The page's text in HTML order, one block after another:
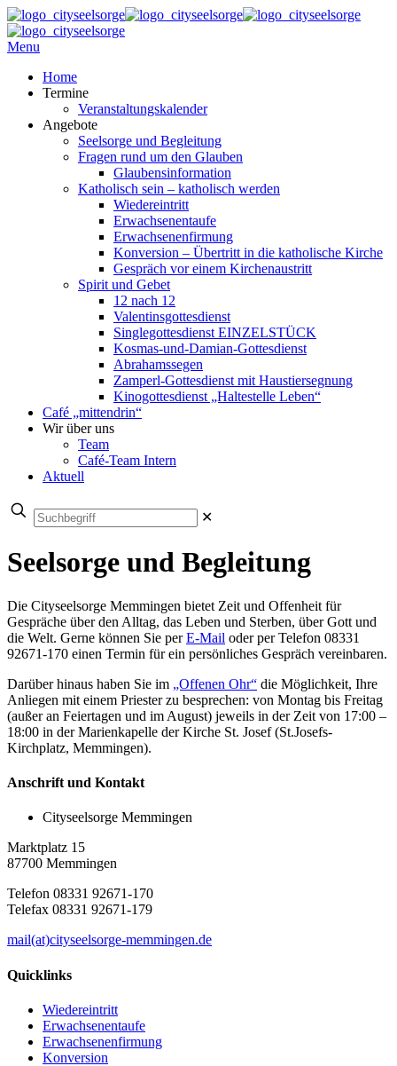
Menu
Home
Termine
Veranstaltungskalender
Angebote
Seelsorge und Begleitung
Fragen rund um den Glauben
Glaubensinformation
Katholisch sein – katholisch werden
Wiedereintritt
Erwachsenentaufe
Erwachsenenfirmung
Konversion – Übertritt in die katholische Kirche
Gespräch vor einem Kirchenaustritt
Spirit und Gebet
12 nach 12
Valentinsgottesdienst
Singlegottesdienst EINZELSTÜCK
Kosmas-und-Damian-Gottesdienst
Abrahamssegen
Zamperl-Gottesdienst mit Haustiersegnung
Kinogottesdienst „Haltestelle Leben“
Café „mittendrin“
Wir über uns
Team
Café-Team Intern
Aktuell
✕
Seelsorge und Begleitung
Die Cityseelsorge Memmingen bietet Zeit und Offenheit für
Gespräche über den Alltag, das Leben und Sterben, über Gott und
die Welt. Gerne können Sie perE-Mail oder per Telefon 08331
92671-170 einen Termin für ein persönliches Gespräch vereinbaren.
Darüber hinaus haben Sie im „Offenen Ohr“ die Möglichkeit, Ihre
Anliegen mit einem Priester zu besprechen: von Montag bis Freitag
(außer an Feiertagen und im August) jeweils in der Zeit von 17:00 –
18:00 in der Marienkapelle der Kirche St. Josef (St.Josefs-
Kirchplatz, Memmingen).
Anschrift und Kontakt
Cityseelsorge Memmingen
Marktplatz 15
87700 Memmingen
Telefon 08331 92671-170
Telefax 08331 92671-179
mail(at)cityseelsorge-memmingen.de
Quicklinks
Wiedereintritt
Erwachsenentaufe
Erwachsenenfirmung
Konversion